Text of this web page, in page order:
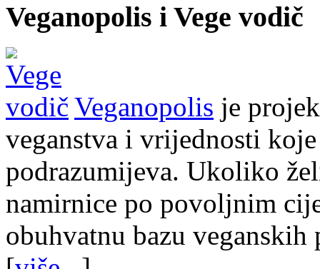
Veganopolis i Vege vodič
Veganopolis je
veganstva i vrijednosti
podrazumijeva. Ukoliko
namirnice po povoljnim
obuhvatnu bazu